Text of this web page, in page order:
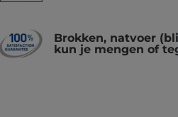
Brokken, natvoer
kun je mengen of